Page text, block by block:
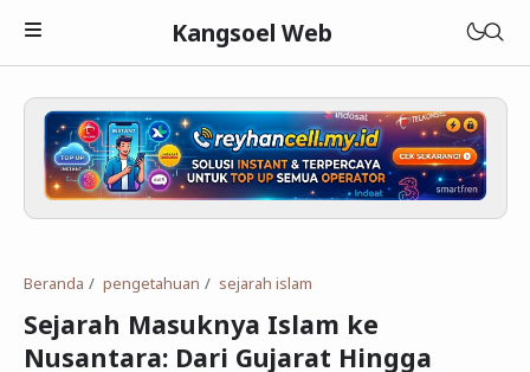
Kangsoel Web
Islam
Fiqih
Adab dan Akhlak
Android
Aplikasi Android
Komputer
Linux
Blogging
Beranda pengetahuan sejarah islam
Sejarah Masuknya Islam ke
Nusantara: Dari Gujarat Hingga